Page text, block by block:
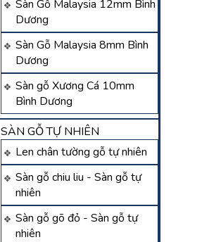
Sàn Gỗ Malaysia 12mm Bình
Dương
Sàn Gỗ Malaysia 8mm Bình
Dương
Sàn gỗ Xương Cá 10mm
Bình Dương
SÀN GỖ TỰ NHIÊN
Len chân tường gỗ tự nhiên
Sàn gỗ chiu liu - Sàn gỗ tự
nhiên
Sàn gỗ gõ đỏ - Sàn gỗ tự
nhiên